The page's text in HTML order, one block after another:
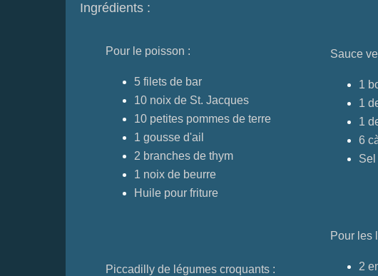
Ingrédients :
Pour le poisson :
5 filets de bar
10 noix de St. Jacques
10 petites pommes de terre
1 gousse d'ail
2 branches de thym
1 noix de beurre
Huile pour friture
Sauce
1
1
1
6
Sel
Piccadilly de légumes croquants :
Pour les
2